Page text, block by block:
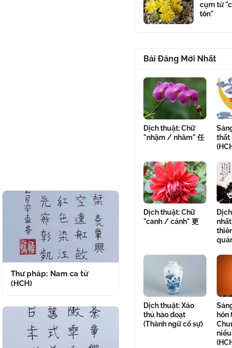
Thư pháp: Nam ca tử
(HCH)
cụm từ
tôn"
Bài Đăng Mới Nhất
Dịch thuật: Chữ
"nhậm / nhâm" 任
thất
Dịch thuật: Chữ
"canh / cánh" 更
Dịch thuật: Xảo
thủ hào đoạt
(Thành ngữ cố sự)
hôn